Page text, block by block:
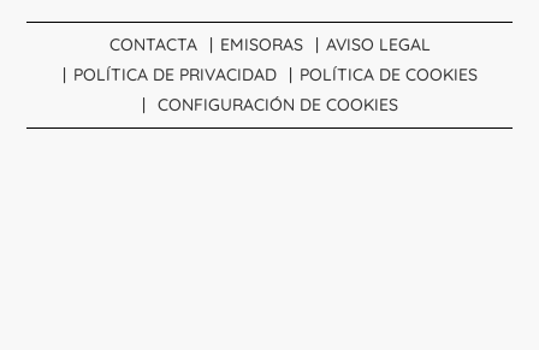
CONTACTA EMISORAS
AVISO LEGAL
POLÍTICA DE PRIVACIDAD
POLÍTICA DE COOKIES
CONFIGURACIÓN DE COOKIES